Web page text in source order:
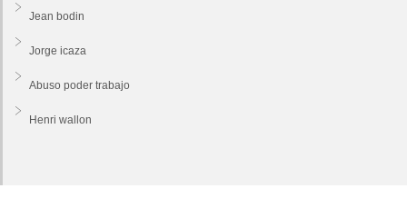
Jean bodin
Jorge icaza
Abuso poder trabajo
Henri wallon